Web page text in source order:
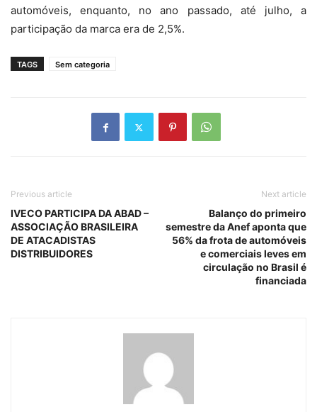
automóveis, enquanto, no ano passado, até julho, a
participação da marca era de 2,5%.
TAGS Sem categoria
Previous article
IVECO PARTICIPA DA ABAD –
ASSOCIAÇÃO BRASILEIRA
DE ATACADISTAS
DISTRIBUIDORES
Next article
Balanço do primeiro
semestre da Anef aponta que
56% da frota de automóveis
e comerciais leves em
circulação no Brasil é
financiada